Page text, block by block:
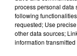
process personal data
following
requested; Use
other data sources;
information